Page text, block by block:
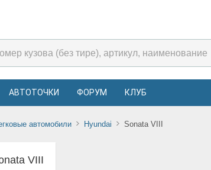
АВТОТОЧКИ ФОРУМ КЛУБ
автомобили Hyundai Sonata VIII
VIII